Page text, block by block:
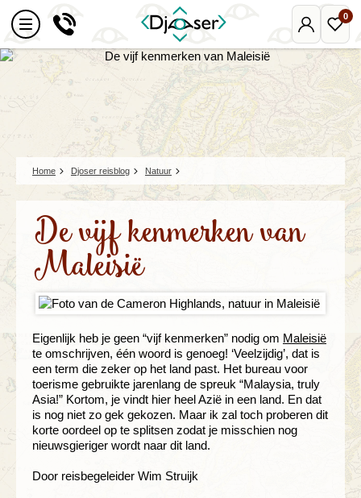
Mijn
Djoser
0
Home Djoser reisblog Natuur
De vijf kenmerken van
Maleisië
Eigenlijk heb je geen “vijf kenmerken” nodig om Maleisië
te omschrijven, één woord is genoeg! ‘Veelzijdig’, dat is
een term die zeker op het land past. Het bureau voor
toerisme gebruikte jarenlang de spreuk “Malaysia, truly
Asia!” Kortom, je vindt hier heel Azië in een land. En dat
is nog niet zo gek gekozen. Maar ik zal toch proberen dit
korte oordeel op te splitsen zodat je misschien nog
nieuwsgieriger wordt naar dit land.
Door reisbegeleider Wim Struijk